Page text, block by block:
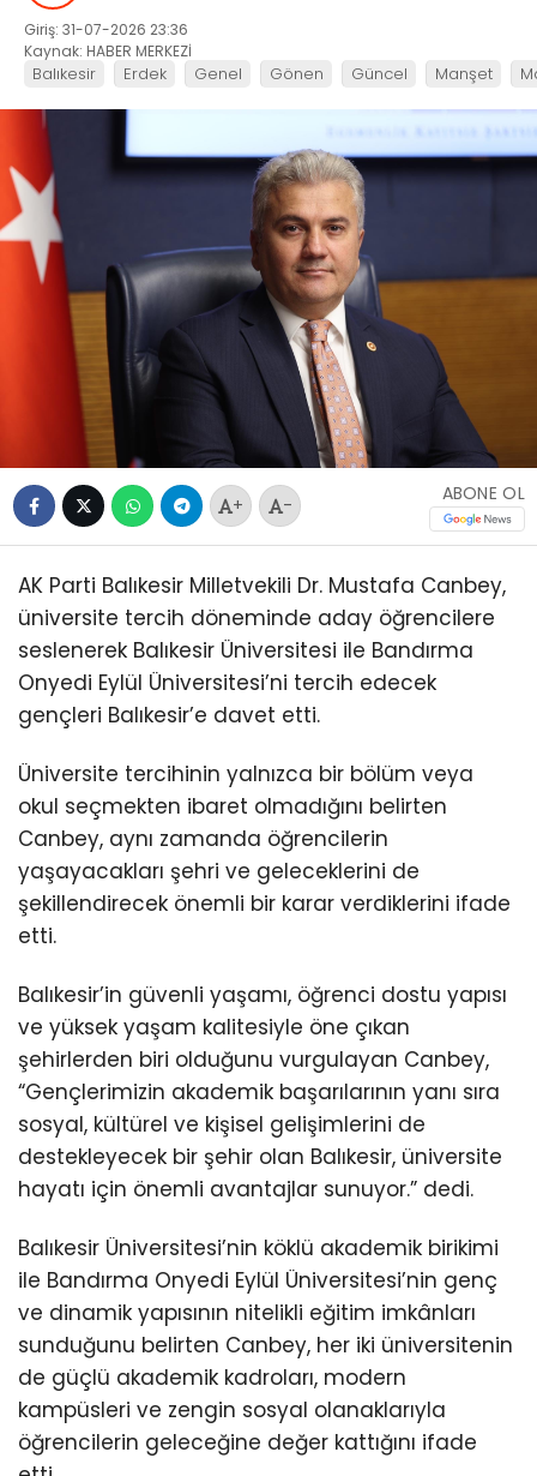
Giriş: 31-07-2026 23:36
Kaynak: HABER MERKEZİ
Balıkesir Erdek Genel Gönen Güncel Manşet
+ -
ABONE OL
AK Parti Balıkesir Milletvekili Dr. Mustafa Canbey,
üniversite tercih döneminde aday öğrencilere
seslenerek Balıkesir Üniversitesi ile Bandırma
Onyedi Eylül Üniversitesi’ni tercih edecek
gençleri Balıkesir’e davet etti.
Üniversite tercihinin yalnızca bir bölüm veya
okul seçmekten ibaret olmadığını belirten
Canbey, aynı zamanda öğrencilerin
yaşayacakları şehri ve geleceklerini de
şekillendirecek önemli bir karar verdiklerini ifade
etti.
Balıkesir’in güvenli yaşamı, öğrenci dostu yapısı
ve yüksek yaşam kalitesiyle öne çıkan
şehirlerden biri olduğunu vurgulayan Canbey,
“Gençlerimizin akademik başarılarının yanı sıra
sosyal, kültürel ve kişisel gelişimlerini de
destekleyecek bir şehir olan Balıkesir, üniversite
hayatı için önemli avantajlar sunuyor.” dedi.
Balıkesir Üniversitesi’nin köklü akademik birikimi
ile Bandırma Onyedi Eylül Üniversitesi’nin genç
ve dinamik yapısının nitelikli eğitim imkânları
sunduğunu belirten Canbey, her iki üniversitenin
de güçlü akademik kadroları, modern
kampüsleri ve zengin sosyal olanaklarıyla
öğrencilerin geleceğine değer kattığını ifade